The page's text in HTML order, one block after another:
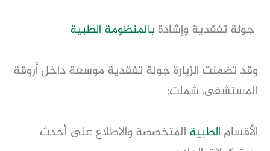
جولة تفقدية وإشادةبالمنظومة الطبية
وقد تضمنت الزيارة جولة تفقدية موسعة داخل أروقة
المستشفى، شملت:
الأقسام الطبية المتخصصة والاطلاع على أحدث